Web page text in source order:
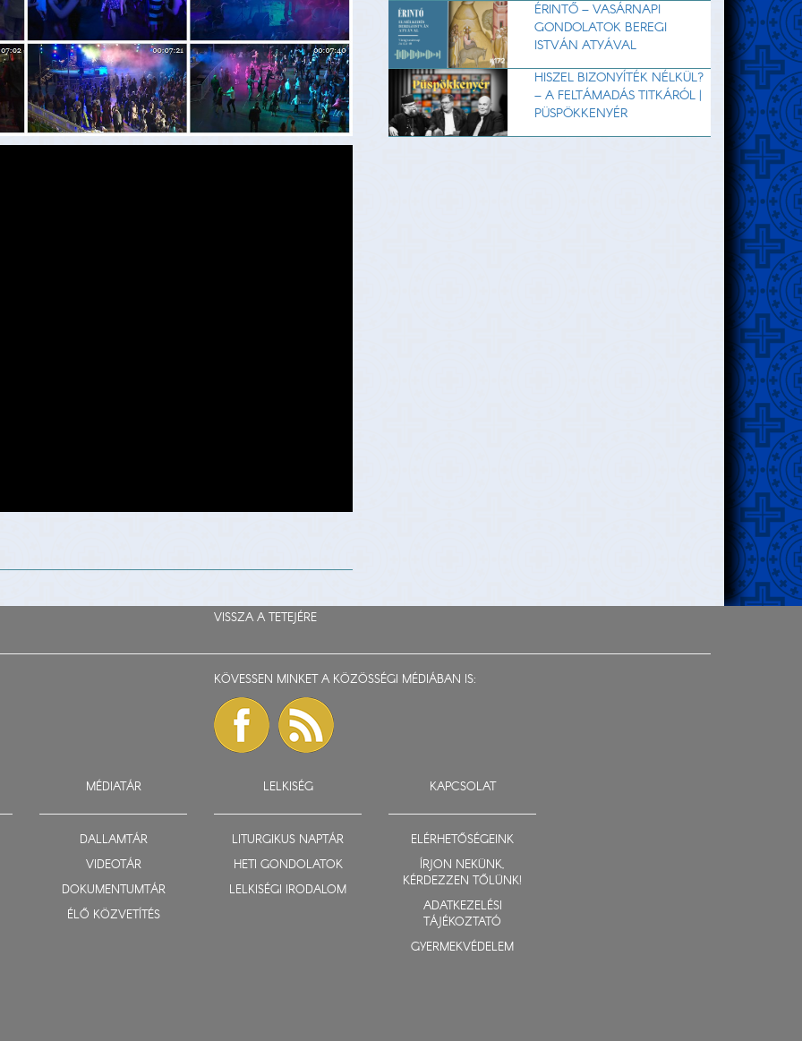
ÉRINTŐ – VASÁRNAPI
GONDOLATOK BEREGI
ISTVÁN ATYÁVAL
HISZEL BIZONYÍTÉK NÉLKÜL?
– A FELTÁMADÁS TITKÁRÓL |
PÜSPÖKKENYÉR
VISSZA A TETEJÉRE
KÖVESSEN MINKET A KÖZÖSSÉGI MÉDIÁBAN IS:
MÉDIATÁR
DALLAMTÁR
VIDEOTÁR
DOKUMENTUMTÁR
ÉLŐ KÖZVETÍTÉS
LELKISÉG
LITURGIKUS NAPTÁR
HETI GONDOLATOK
LELKISÉGI IRODALOM
KAPCSOLAT
ELÉRHETŐSÉGEINK
ÍRJON NEKÜNK,
KÉRDEZZEN TŐLÜNK!
ADATKEZELÉSI
TÁJÉKOZTATÓ
GYERMEKVÉDELEM